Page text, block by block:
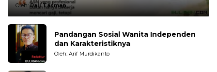
Oleh:Rali Tasman
Pandangan Sosial Wanita Independen
dan Karakteristiknya
Oleh: Arif Murdikanto